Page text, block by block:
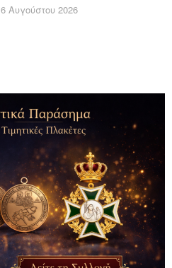
6 Αυγούστου 2026